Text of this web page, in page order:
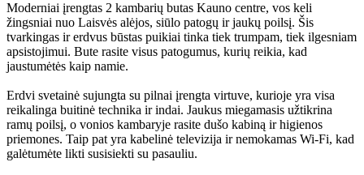
Moderniai įrengtas 2 kambarių butas Kauno centre, vos keli
žingsniai nuo Laisvės alėjos, siūlo patogų ir jaukų poilsį. Šis
tvarkingas ir erdvus būstas puikiai tinka tiek trumpam, tiek ilgesniam
apsistojimui. Bute rasite visus patogumus, kurių reikia, kad
jaustumėtės kaip namie.
Erdvi svetainė sujungta su pilnai įrengta virtuve, kurioje yra visa
reikalinga buitinė technika ir indai. Jaukus miegamasis užtikrina
ramų poilsį, o vonios kambaryje rasite dušo kabiną ir higienos
priemones. Taip pat yra kabelinė televizija ir nemokamas Wi-Fi, kad
galėtumėte likti susisiekti su pasauliu.